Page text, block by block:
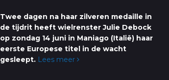
Twee dagen na haar zilveren medaille in
de tijdrit heeft wielrenster Julie Debock
op zondag 14 juni in Maniago (Italië) haar
eerste Europese titel in de wacht
gesleept. Lees meer